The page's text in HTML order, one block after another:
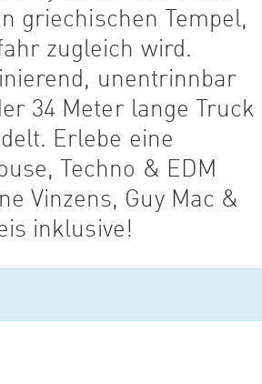
griechischen Tempel,
zugleich wird.
unentrinnbar
34 Meter lange Truck
Erlebe eine
Techno & EDM
Vinzens, Guy Mac &
inklusive!